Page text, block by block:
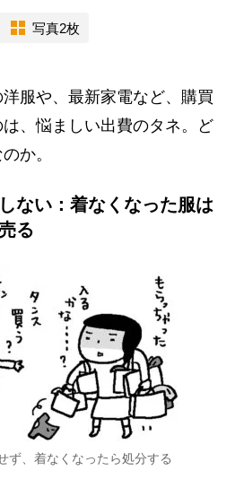
写真2枚
服や、最新家電など、購買
、悩ましい出費のタネ。ど
か。
ない：着なくなった服は
る
ず、着なくなったら処分する